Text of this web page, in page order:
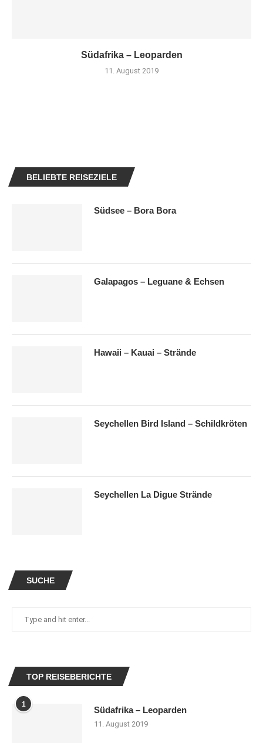
Südafrika – Leoparden
11. August 2019
SUCHE
TOP REISEBERICHTE
1
Südafrika – Leoparden
11. August 2019
BELIEBTE REISEZIELE
Südsee – Bora Bora
Galapagos – Leguane & Echsen
Hawaii – Kauai – Strände
Seychellen Bird Island – Schildkröten
Seychellen La Digue Strände